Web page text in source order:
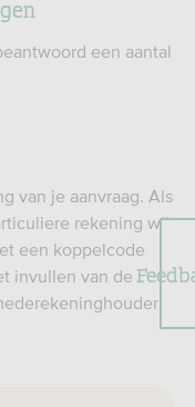
een aantal
van je aanvraag. Als
rekening wil
een koppelcode
invullen van de